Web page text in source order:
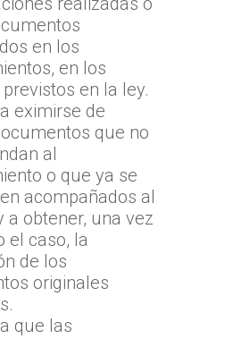
en los
en los
en la ley.
eximirse de
que no
al
o que ya se
acompañados al
a obtener, una vez
el caso, la
de los
originales
que las